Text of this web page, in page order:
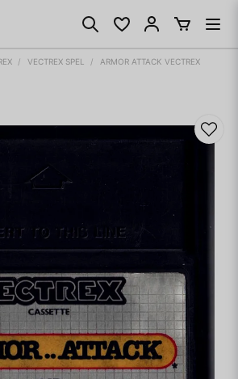
VECTREX SPEL ARMOR ATTACK VECTREX